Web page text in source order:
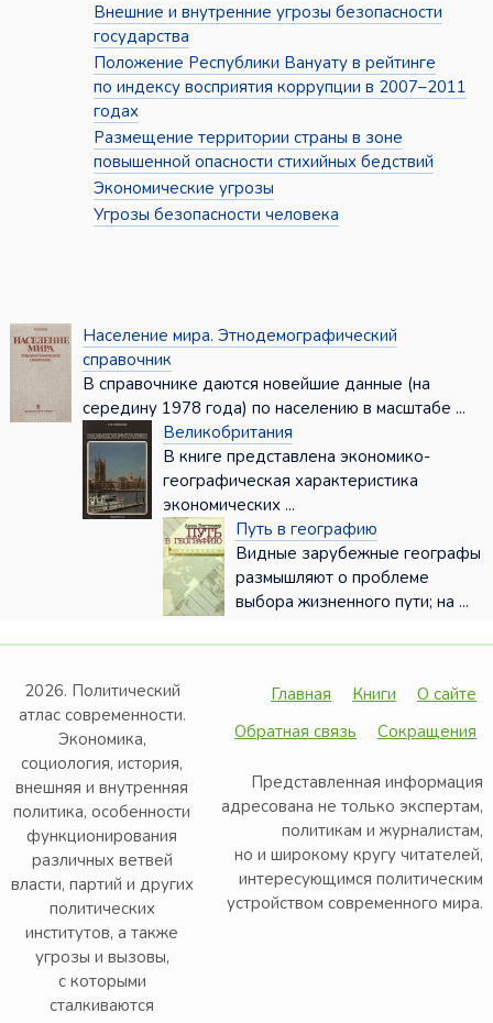
Внешние и внутренние угрозы безопасности
государства
Положение Республики Вануату в рейтинге
по индексу восприятия коррупции в 2007–2011
годах
Размещение территории страны в зоне
повышенной опасности стихийных бедствий
Экономические угрозы
Угрозы безопасности человека
Население мира. Этнодемографический
справочник
В справочнике даются новейшие данные (на
середину 1978 года) по населению в масштабе ...
Великобритания
В книге представлена экономико-
географическая характеристика
экономических ...
Путь в географию
Видные зарубежные географы
размышляют о проблеме
выбора жизненного пути; на ...
2026. Политический
атлас современности.
Экономика,
социология, история,
внешняя и внутренняя
политика, особенности
функционирования
различных ветвей
власти, партий и других
политических
институтов, а также
угрозы и вызовы,
с которыми
сталкиваются
Главная Книги
О сайте
Обратная связь
Сокращения
Представленная информация
адресована не только экспертам,
политикам и журналистам,
но и широкому кругу читателей,
интересующимся политическим
устройством современного мира.